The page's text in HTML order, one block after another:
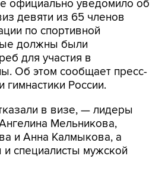
официально уведомило об
девяти из 65 членов
по спортивной
должны были
для участия в
Об этом сообщает пресс-
России.
в визе, — лидеры
Мельникова,
и Анна Калмыкова, а
специалисты мужской